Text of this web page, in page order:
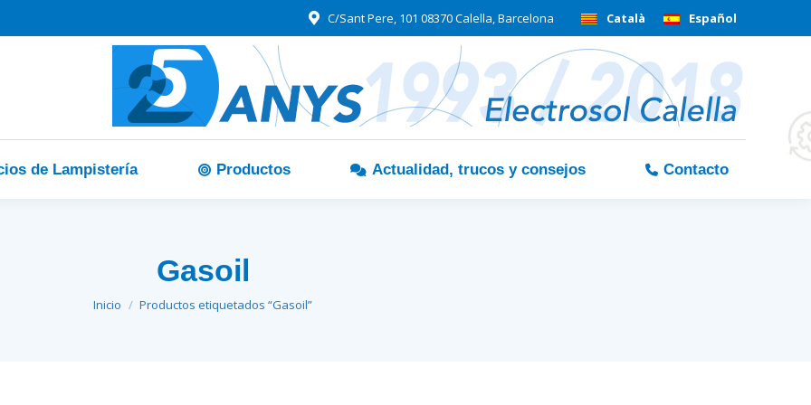
C/Sant Pere, 101 08370 Calella, Barcelona Català Español
de Lampistería Productos Actualidad, trucos y consejos Contacto
Gasoil
Estás aquí:
Inicio Productos etiquetados “Gasoil”